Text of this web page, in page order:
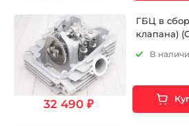
32 490 ₽
ГБЦ в
клапана)
В